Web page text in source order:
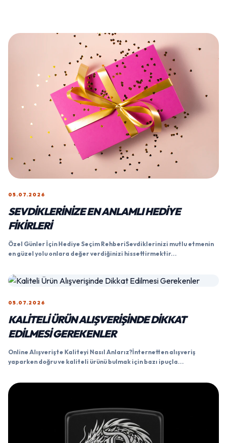
05.07.2026
SEVDIKLERINIZE EN ANLAMLI HEDIYE
FIKIRLERI
Özel Günler İçin Hediye Seçim RehberiSevdiklerinizi mutlu etmenin
en güzel yolu onlara değer verdiğinizi hissettirmektir...
05.07.2026
KALITELI ÜRÜN ALIŞVERIŞINDE DIKKAT
EDILMESI GEREKENLER
Online Alışverişte Kaliteyi Nasıl Anlarız?İnternetten alışveriş
yaparken doğru ve kaliteli ürünü bulmak için bazı ipuçla...